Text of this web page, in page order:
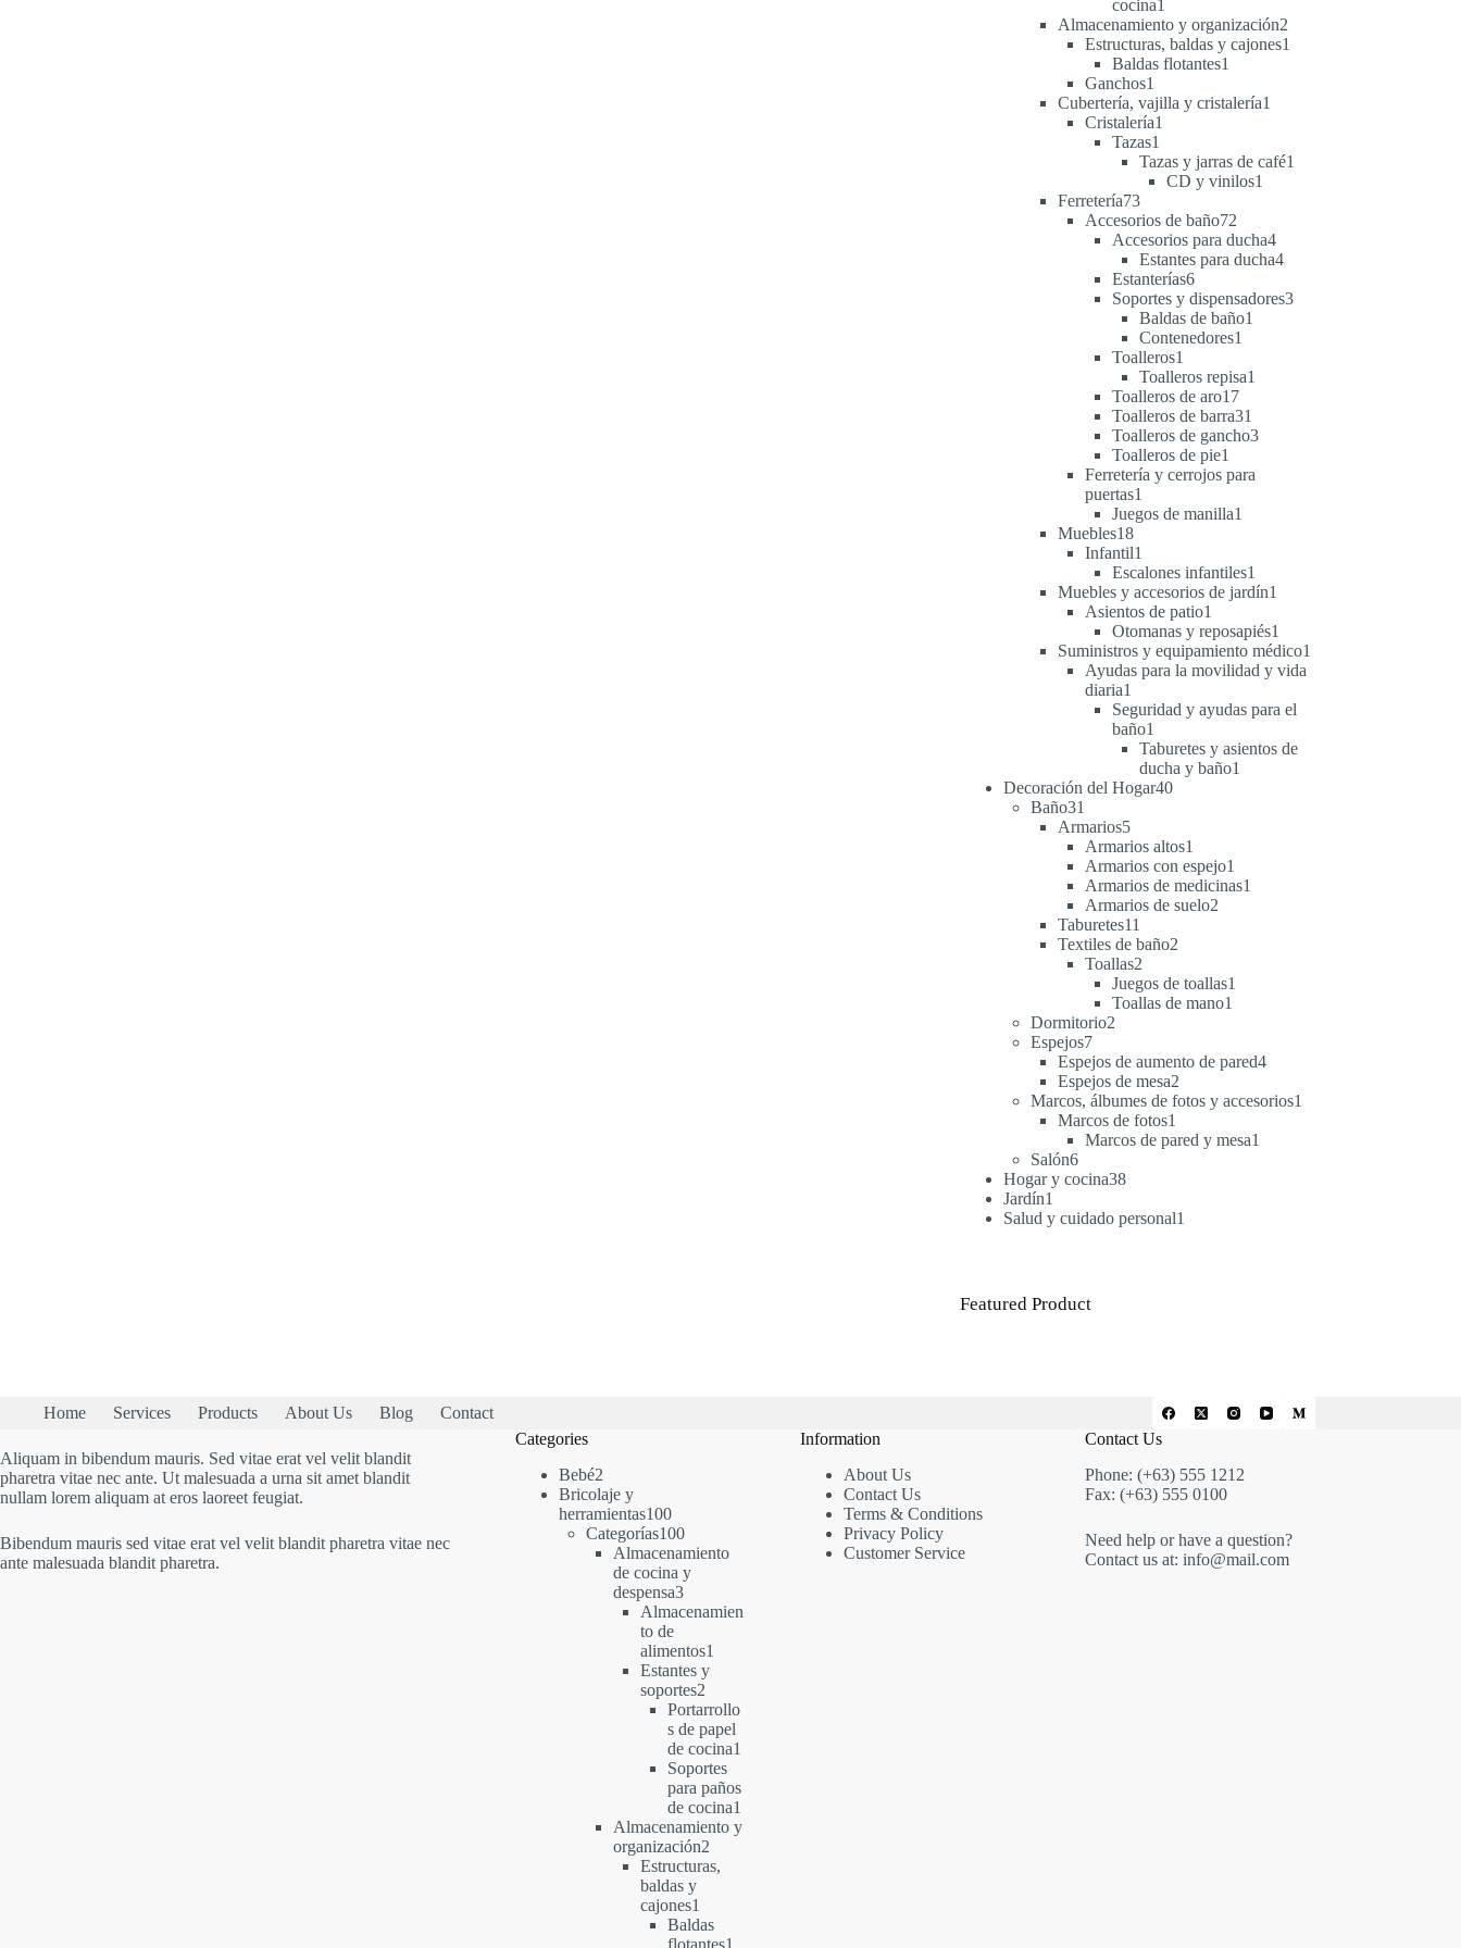
cocina1
producto
Almacenamiento y organización2
Estructuras, baldas y cajones1
Baldas flotantes1
Ganchos1
producto
Cubertería, vajilla y cristalería1
Cristalería1
Tazas1
producto
Tazas y jarras de café1
CD y vinilos1
Ferretería7373
productos
Accesorios de baño72
productos
Accesorios para ducha44
productos
Estantes para ducha44
Estanterías66
productos
Soportes y dispensadores33
Baldas de baño1
Contenedores1
Toalleros1
producto
Toalleros repisa1
Toalleros de aro1717
productos
Toalleros de barra31
productos
Toalleros de gancho33
Toalleros de pie1
producto
Ferretería y cerrojos para
puertas1
producto
Juegos de manilla1
Muebles1818
productos
Infantil1
producto
Escalones infantiles1
producto
Muebles y accesorios de jardín1
Asientos de patio1
producto
Otomanas y reposapiés1
producto
Suministros y equipamiento médico1
Ayudas para la movilidad y vida
diaria1
producto
Seguridad y ayudas para el
baño1
producto
Taburetes y asientos de
ducha y baño1
Decoración del Hogar4040
Baño31
productos
Armarios55
productos
Armarios altos1
producto
Armarios con espejo1
producto
Armarios de medicinas1
Armarios de suelo2
Taburetes11
productos
Textiles de baño2
Toallas2
productos
Juegos de toallas1
Toallas de mano1
Dormitorio2
Espejos77
productos
Espejos de aumento de pared44
Espejos de mesa2
productos
Marcos, álbumes de fotos y accesorios1
Marcos de fotos1
producto
Marcos de pared y mesa1
Salón66
productos
Hogar y cocina3838
Jardín1
producto
Salud y cuidado personal1
Featured Product
Home Services Products About Us Blog Contact
Aliquam in bibendum mauris. Sed vitae erat vel velit blandit
pharetra vitae nec ante. Ut malesuada a urna sit amet blandit
nullam lorem aliquam at eros laoreet feugiat.
Bibendum mauris sed vitae erat vel velit blandit pharetra vitae nec
ante malesuada blandit pharetra.
Categories
Bebé22
productos
Bricolaje y
herramientas100100
productos
Categorías100100
productos
Almacenamiento
de cocina y
despensa33
productos
Almacenamien
to de
alimentos1
Estantes y
soportes22
productos
Portarrollo
s de papel
de cocina1
Soportes
para paños
de cocina1
producto
Almacenamiento y
organización22
productos
Estructuras,
baldas y
cajones1
producto
Baldas
flotantes1
Information
About Us
Contact Us
Terms & Conditions
Privacy Policy
Customer Service
Contact Us
Phone: (+63) 555 1212
Fax: (+63) 555 0100
Need help or have a question?
Contact us at: info@mail.com